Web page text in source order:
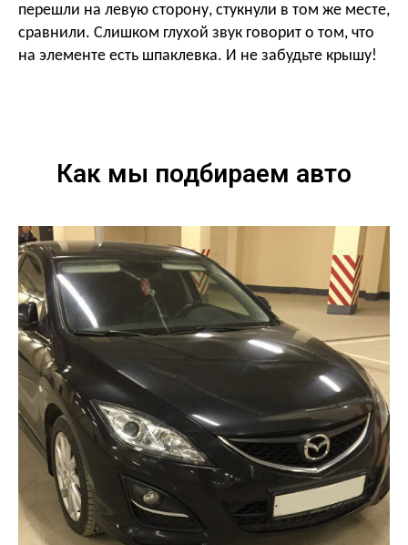
перешли на левую сторону, стукнули в том же месте,
сравнили. Слишком глухой звук говорит о том, что
на элементе есть шпаклевка. И не забудьте крышу!
Как мы подбираем авто